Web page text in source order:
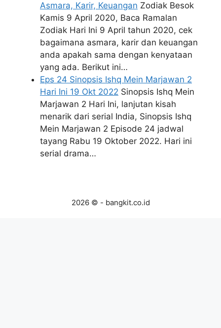
Asmara, Karir, Keuangan Zodiak Besok
Kamis 9 April 2020, Baca Ramalan
Zodiak Hari Ini 9 April tahun 2020, cek
bagaimana asmara, karir dan keuangan
anda apakah sama dengan kenyataan
yang ada. Berikut ini…
Eps 24 Sinopsis Ishq Mein Marjawan 2
Hari Ini 19 Okt 2022 Sinopsis Ishq Mein
Marjawan 2 Hari Ini, lanjutan kisah
menarik dari serial India, Sinopsis Ishq
Mein Marjawan 2 Episode 24 jadwal
tayang Rabu 19 Oktober 2022. Hari ini
serial drama…
2026 © - bangkit.co.id